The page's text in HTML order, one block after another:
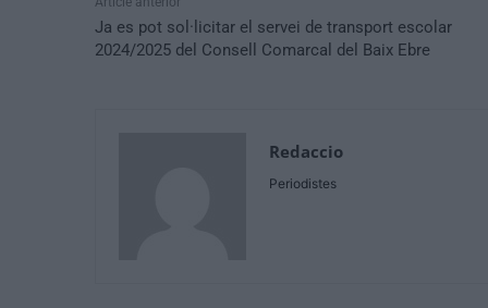
Ja es pot sol·licitar el servei de transport escolar
2024/2025 del Consell Comarcal del Baix Ebre
Redaccio
Periodistes